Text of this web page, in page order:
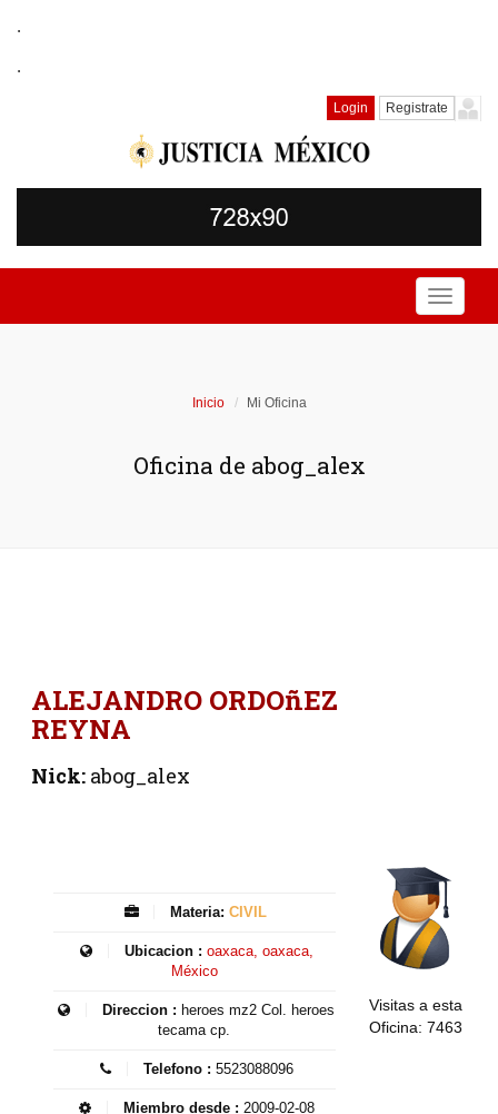
.
.
Login Registrate
Toggle
Inicio Mi Oficina
Oficina de abog_alex
ALEJANDRO ORDOñEZ
REYNA
Nick:abog_alex
Materia: CIVIL
Ubicacion : oaxaca, oaxaca,
México
Direccion : heroes mz2 Col. heroes
tecama cp.
Telefono : 5523088096
Miembro desde : 2009-02-08
Visitas a esta
Oficina: 7463